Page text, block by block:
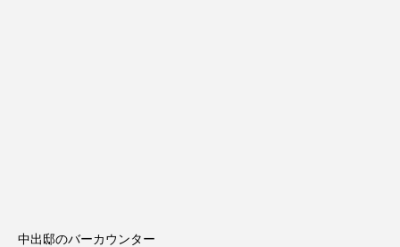
中出邸のバーカウンター